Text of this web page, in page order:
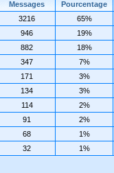
Messages
Pourcentage
3216
65%
946
19%
882
18%
347
7%
171
3%
134
3%
114
2%
91
2%
68
1%
32 1%